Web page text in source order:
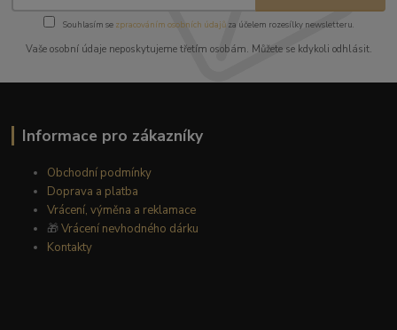
Souhlasím se zpracováním osobních údajůza účelem rozesílky newsletteru.
Vaše osobní údaje neposkytujeme třetím osobám. Můžete se kdykoli odhlásit.
Informace pro zákazníky
Obchodní podmínky
Doprava a platba
Vrácení, výměna a reklamace
🎁Vrácení nevhodného dárku
Kontakty